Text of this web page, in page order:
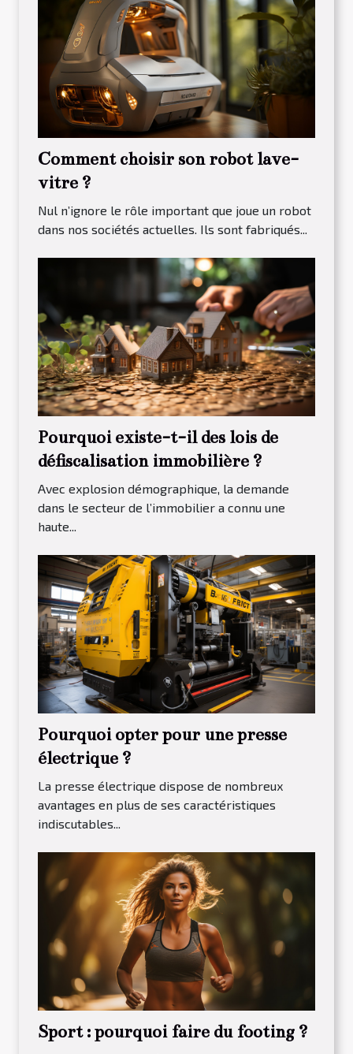
Comment choisir son robot lave-
vitre ?
Nul n’ignore le rôle important que joue un robot
dans nos sociétés actuelles. Ils sont fabriqués...
Pourquoi existe-t-il des lois de
défiscalisation immobilière ?
Avec explosion démographique, la demande
dans le secteur de l’immobilier a connu une
haute...
Pourquoi opter pour une presse
électrique ?
La presse électrique dispose de nombreux
avantages en plus de ses caractéristiques
indiscutables...
Sport : pourquoi faire du footing ?